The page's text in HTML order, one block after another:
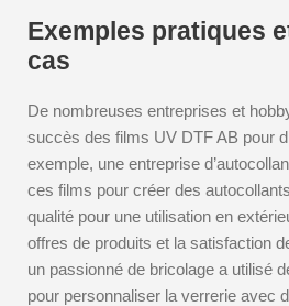
Exemples pratiques
cas
De nombreuses entreprises et
succès des films UV DTF AB pour
exemple, une entreprise
ces films pour créer des
qualité pour une utilisation en
offres de produits et la satisfaction
un passionné de bricolage a utilisé
pour personnaliser la verrerie avec